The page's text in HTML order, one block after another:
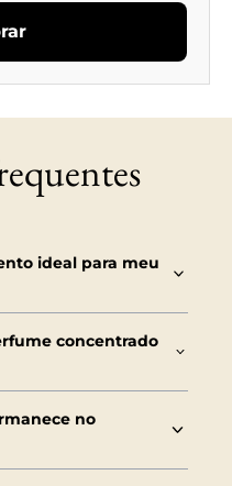
ideal para meu
concentrado
no